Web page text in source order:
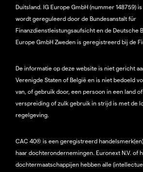
Duitsland. IG Europe GmbH (nummer 148759)
wordt gereguleerd door de Bundesanstalt für
Finanzdienstleistungsaufsicht en de Deutsche
Europe GmbH Zweden is geregistreerd bij de
De informatie op deze website is niet gericht
Verenigde Staten of België en is niet bedoeld
van, of gebruik door, een persoon in een land
verspreiding of zulk gebruik in strijd is met de
regelgeving.
CAC 40® is een geregistreerd
haar dochterondernemingen. Euronext N.V. of
dochtermaatschappijen hebben alle